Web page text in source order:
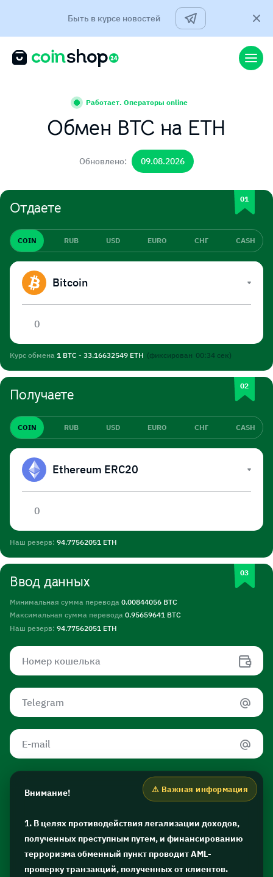
Быть в курсе новостей
Работает. Операторы online
Обмен BTC на ETH
Обновлено: 09.08.2026
Отдаете
COIN RUB USD EURO СНГ CASH
Bitcoin
Курс обмена 1 BTC - 33.16632549 ETH (фиксирован 00:34сек)
Получаете
COIN RUB USD EURO СНГ CASH
Ethereum ERC20
Наш резерв: 94.77562051 ETH
Ввод данных
Минимальная сумма перевода 0.00844056 BTC
Максимальная сумма перевода 0.95659641 BTC
Наш резерв: 94.77562051 ETH
Внимание!
1. В целях противодействия легализации доходов,
полученных преступным путем, и финансированию
терроризма обменный пункт проводит AML-
проверку транзакций, полученных от клиентов.